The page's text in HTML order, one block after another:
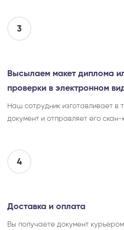
3
Высылаем макет диплома
проверки в электронном
Наш сотрудник изготавливает в
документ и отправляет его скан-
4
Доставка и оплата
Вы получаете документ